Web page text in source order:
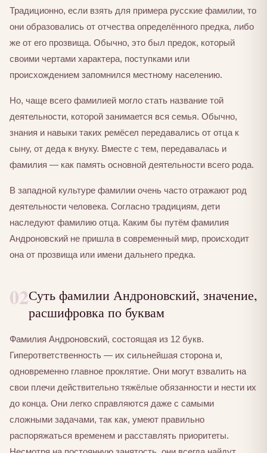
Традиционно, если взять для примера русские фамилии, то
они образовались от отчества определённого предка, либо
же от его прозвища. Обычно, это был предок, который
своими чертами характера, поступками или
происхождением запомнился местному населению.
Но, чаще всего фамилией могло стать название той
деятельности, которой занимается вся семья. Обычно,
знания и навыки таких ремёсел передавались от отца к
сыну, от деда к внуку. Вместе с тем, передавалась и
фамилия — как память основной деятельности всего рода.
В западной культуре фамилии очень часто отражают род
деятельности человека. Согласно традициям, дети
наследуют фамилию отца. Каким бы путём фамилия
Андроновский не пришла в современный мир, происходит
она от прозвища или имени дальнего предка.
02Суть фамилии Андроновский, значение,
расшифровка по буквам
Фамилия Андроновский, состоящая из 12 букв.
Гиперответственность — их сильнейшая сторона и,
одновременно главное проклятие. Они могут взвалить на
свои плечи действительно тяжёлые обязанности и нести их
до конца. Они легко справляются даже с самыми
сложными задачами, так как, умеют правильно
распоряжаться временем и расставлять приоритеты.